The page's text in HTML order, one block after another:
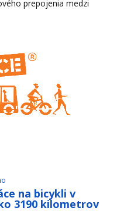
prepojenia medzi
na bicykli v
3190 kilometrov